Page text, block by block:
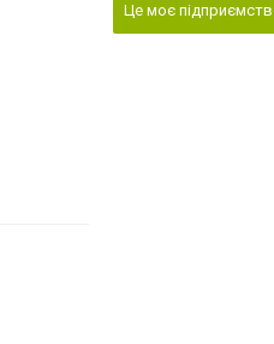
Це моє